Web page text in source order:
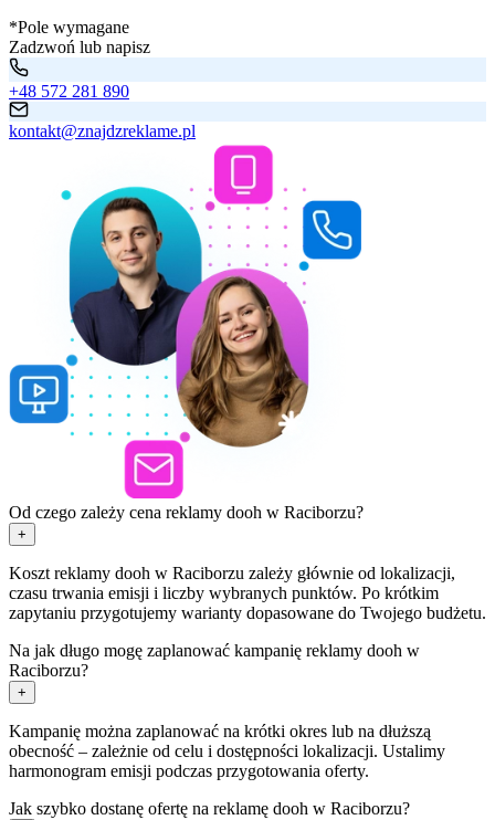
*Pole wymagane
Zadzwoń lub napisz
+48 572 281 890
kontakt@znajdzreklame.pl
Od czego zależy cena reklamy dooh w Raciborzu?
+
Koszt reklamy dooh w Raciborzu zależy głównie od lokalizacji,
czasu trwania emisji i liczby wybranych punktów. Po krótkim
zapytaniu przygotujemy warianty dopasowane do Twojego budżetu.
Na jak długo mogę zaplanować kampanię reklamy dooh w
Raciborzu?
+
Kampanię można zaplanować na krótki okres lub na dłuższą
obecność – zależnie od celu i dostępności lokalizacji. Ustalimy
harmonogram emisji podczas przygotowania oferty.
Jak szybko dostanę ofertę na reklamę dooh w Raciborzu?